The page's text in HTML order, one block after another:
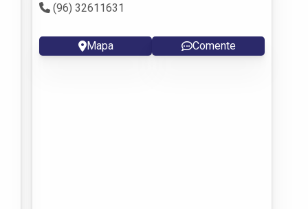
(96) 32611631
Mapa Comente